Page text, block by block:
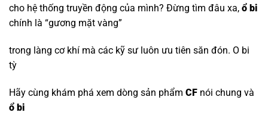
cho hệ thống truyền động của mình? Đừng tìm đâu xa, ổ bi
chính là “gương mặt vàng”
trong làng cơ khí mà các kỹ sư luôn ưu tiên săn đón. O bi
tỳ
Hãy cùng khám phá xem dòng sản phẩm CF nói chung và
ổ bi